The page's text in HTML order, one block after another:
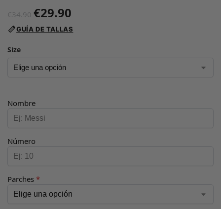
€34.90 €29.90
GUÍA DE TALLAS
Size
Nombre
Número
Parches *